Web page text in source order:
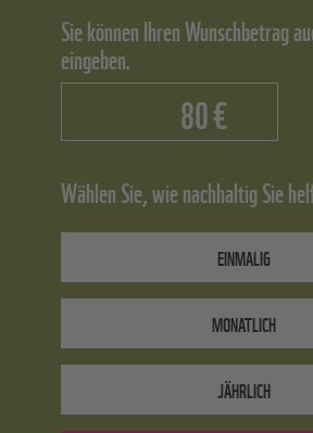
Sie können Ihren Wunschbetrag
eingeben.
€
Wählen Sie, wie nachhaltig Sie
EINMALIG
MONATLICH
JÄHRLICH